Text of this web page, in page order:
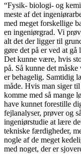
“Fysik- biologi- og
meste af det
med meget forskellige
en ingeniørgrad. Vi
alt det der ligger til
gøre det på er ved at
Det kunne være, hvis
på. Så kunne det
er behagelig. Samtidig
måde. Hvis man siger
komme med så mange
have kunnet forestille
fejlanalyser, prøver og
ingeniørstudie at lære
tekniske færdigheder,
nogle af de meget
med noget, der er